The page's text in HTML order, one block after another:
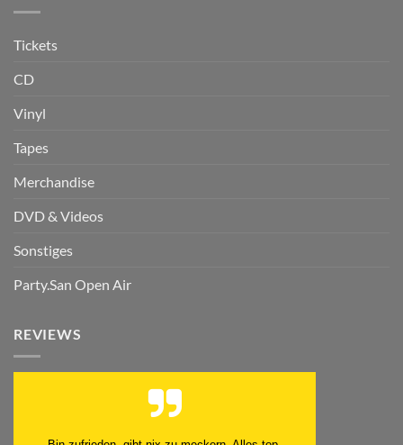
Tickets
CD
Vinyl
Tapes
Merchandise
DVD & Videos
Sonstiges
Party.San Open Air
REVIEWS